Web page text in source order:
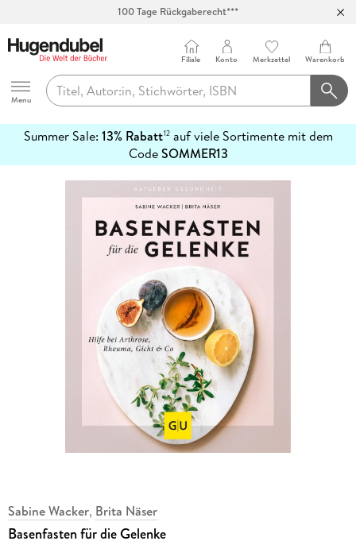
Abholung in über 100 Filialen
Hugendubel
Menu
Filiale Konto Merkzettel Warenkorb
Summer Sale: 13% Rabatt12auf viele Sortimente mit dem
CodeSOMMER13
erfahren
Sabine Wacker, Brita Näser
Basenfasten für die Gelenke